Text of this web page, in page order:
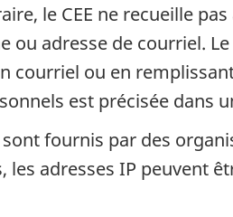
le CEE ne recueille
ou adresse de courriel.
courriel ou en
est précisée dans
fournis par des
les adresses IP peuvent